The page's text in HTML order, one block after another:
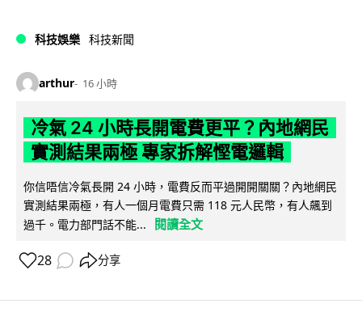
科技娛樂 科技新聞
arthur 16 小時
冷氣 24 小時長開電費更平？內地網民
實測結果兩極 專家拆解慳電邏輯
你信唔信冷氣長開 24 小時，電費反而平過開開關關？內地網民
實測結果兩極，有人一個月電費只需 118 元人民幣，有人飆到
過千。電力部門話不能...
閱讀全文
28 分享